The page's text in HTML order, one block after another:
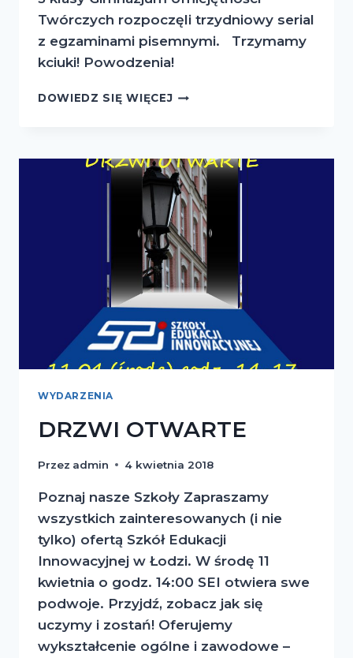
Twórczych rozpoczęli trzydniowy serial
z egzaminami pisemnymi. Trzymamy
kciuki! Powodzenia!
DOWIEDZ SIĘ WIĘCEJEGZAMINY
WYDARZENIA
DRZWI OTWARTE
Przez admin 4 kwietnia 2018
Poznaj nasze Szkoły Zapraszamy
wszystkich zainteresowanych (i nie
tylko) ofertą Szkół Edukacji
Innowacyjnej w Łodzi. W środę 11
kwietnia o godz. 14:00 SEI otwiera swe
podwoje. Przyjdź, zobacz jak się
uczymy i zostań! Oferujemy
wykształcenie ogólne i zawodowe –